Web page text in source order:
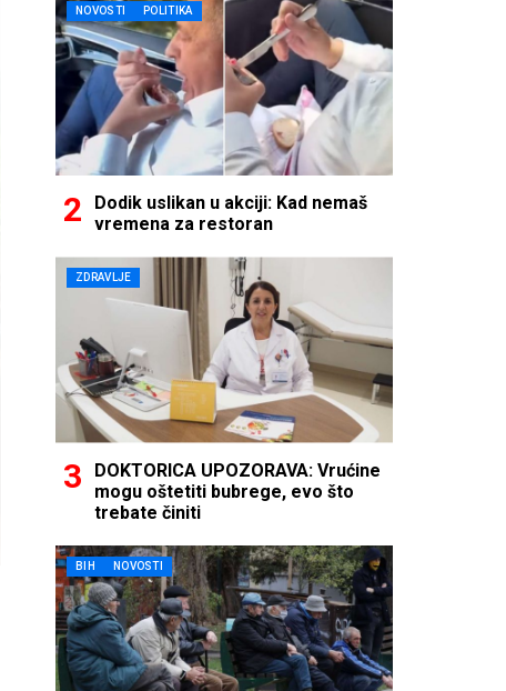
NOVOSTI POLITIKA
Dodik uslikan u akciji: Kad nemaš
vremena za restoran
ZDRAVLJE
DOKTORICA UPOZORAVA: Vrućine
mogu oštetiti bubrege, evo što
trebate činiti
BIH NOVOSTI